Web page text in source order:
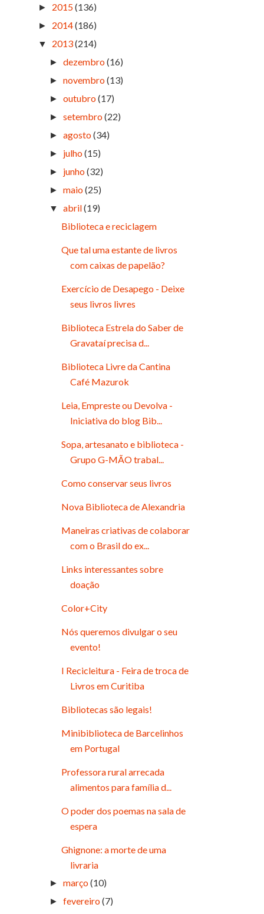
► 2015(136)
► 2014(186)
▼ 2013(214)
►dezembro(16)
►novembro(13)
►outubro(17)
►setembro(22)
►agosto(34)
► julho(15)
► junho(32)
►maio(25)
▼ abril(19)
Biblioteca e reciclagem
Que tal uma estante de livros
com caixas de papelão?
Exercício de Desapego - Deixe
seus livros livres
Biblioteca Estrela do Saber de
Gravataí precisa d...
Biblioteca Livre da Cantina
Café Mazurok
Leia, Empreste ou Devolva -
Iniciativa do blog Bib...
Sopa, artesanato e biblioteca -
Grupo G-MÃO trabal...
Como conservar seus livros
Nova Biblioteca de Alexandria
Maneiras criativas de colaborar
com o Brasil do ex...
Links interessantes sobre
doação
Color+City
Nós queremos divulgar o seu
evento!
I Recicleitura - Feira de troca de
Livros em Curitiba
Bibliotecas são legais!
Minibiblioteca de Barcelinhos
em Portugal
Professora rural arrecada
alimentos para família d...
O poder dos poemas na sala de
espera
Ghignone: a morte de uma
livraria
►março(10)
►fevereiro(7)